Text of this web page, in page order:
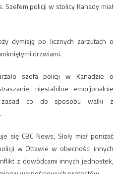
Szefem policji w stolicy Kanady miał
dymisję po licznych zarzutach o
drzwiami.
szefa policji w Kanadzie o
niestabilne emocjonalnie
co do sposobu walki z
się CBC News, Sloly miał poniżać
w Ottawie w obecności innych
z dowódcami innych jednostek,